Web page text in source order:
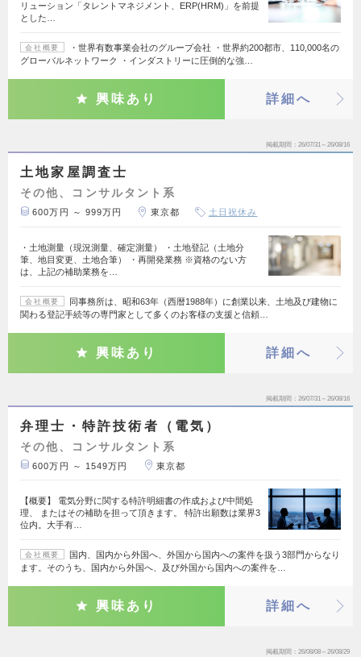
リューション「タレントマネジメント、ERP(HRM)」を前提
とした…
会社概要
・世界有数事業会社のグループ会社 ・世界約200都市、110,000名の
グローバルネットワーク ・インダストリーに圧倒的な強…
興味あり 詳細へ
掲載期間 26/07/31～26/08/16
土地家屋調査士
その他、コンサルタント系
600万円 ～ 999万円 東京都 土日祝休み
・土地測量（現況測量、確定測量） ・土地登記（土地分
筆、地目変更、土地合筆） ・再開発業務 ※資格のない方
は、上記の補助業務を…
会社概要
同事務所は、昭和63年（西暦1988年）に創業以来、土地及び建物に
関わる登記手続等の専門家として多くのお客様の支援と信頼…
興味あり 詳細へ
掲載期間 26/07/31～26/08/16
弁理士・特許技術者（電気）
その他、コンサルタント系
600万円 ～ 1549万円 東京都
【概要】 電気分野に関する特許明細書の作成および中間処
理、 またはその補助を担って頂きます。 特許出願数は業界3
位内。大手有…
会社概要
国内、国内から外国へ、外国から国内への案件を扱う3部門からなり
ます。そのうち、国内から外国へ、及び外国から国内への案件を…
興味あり 詳細へ
掲載期間 26/08/08～26/08/29